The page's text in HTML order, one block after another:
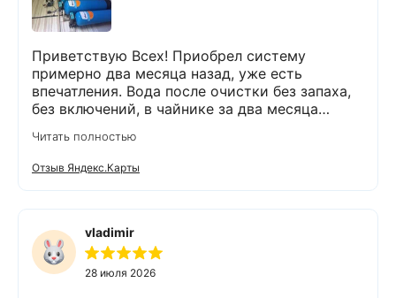
Приветствую Всех! Приобрел систему
примерно два месяца назад, уже есть
впечатления. Вода после очистки без запаха,
без включений, в чайнике за два месяца
работает. Оборудование, несмотря на
размеры, поставили компактно, сбоев не
было. Спасибо Экодару за хорошую работу.
Читать полностью
Отзыв Яндекс.Карты
vladimir
28 июля 2026